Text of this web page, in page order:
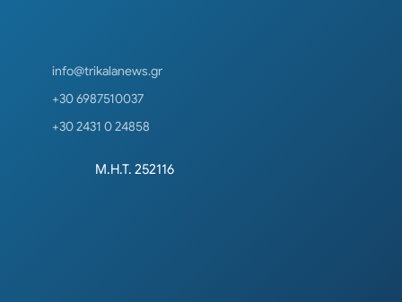
info@trikalanews.gr
+30 6987510037
+30 2431 0 24858
Μ.Η.Τ. 252116